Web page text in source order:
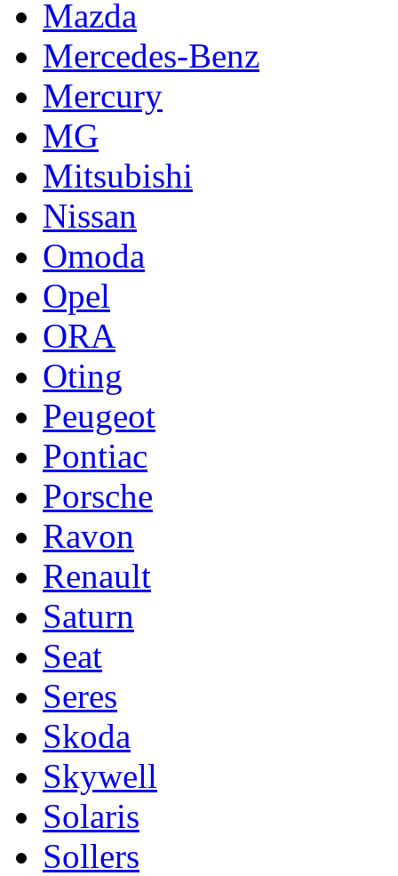
Mazda
Mercedes-Benz
Mercury
MG
Mitsubishi
Nissan
Omoda
Opel
ORA
Oting
Peugeot
Pontiac
Porsche
Ravon
Renault
Saturn
Seat
Seres
Skoda
Skywell
Solaris
Sollers